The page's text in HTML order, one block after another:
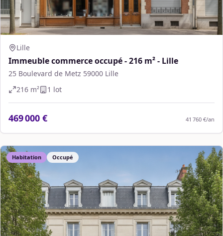
Lille
Immeuble commerce occupé - 216 m² - Lille
25 Boulevard de Metz 59000 Lille
216 m² 1 lot
469 000 € 41 760 €/an
Habitation Occupé